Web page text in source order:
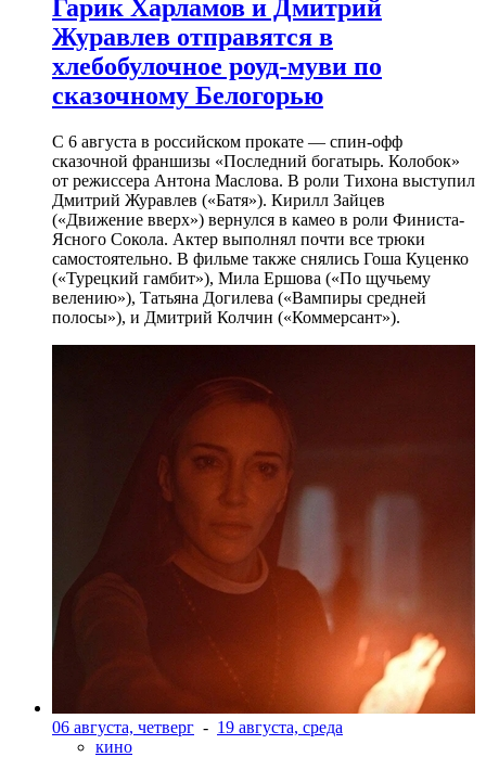
Гарик Харламов и Дмитрий
Журавлев отправятся в
хлебобулочное роуд-муви по
сказочному Белогорью
С 6 августа в российском прокате — спин-офф
сказочной франшизы «Последний богатырь. Колобок»
от режиссера Антона Маслова. В роли Тихона выступил
Дмитрий Журавлев («Батя»). Кирилл Зайцев
(«Движение вверх») вернулся в камео в роли Финиста-
Ясного Сокола. Актер выполнял почти все трюки
самостоятельно. В фильме также снялись Гоша Куценко
(«Турецкий гамбит»), Мила Ершова («По щучьему
велению»), Татьяна Догилева («Вампиры средней
полосы»), и Дмитрий Колчин («Коммерсант»).
06 августа, четверг - 19 августа, среда
кино